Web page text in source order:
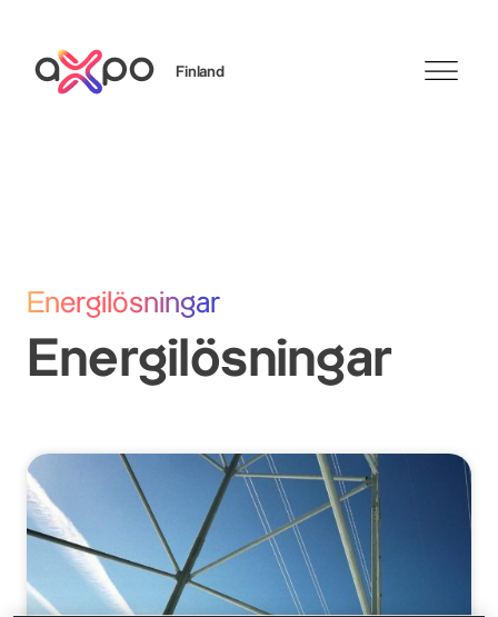
Finland
Energilösningar
Energilösningar